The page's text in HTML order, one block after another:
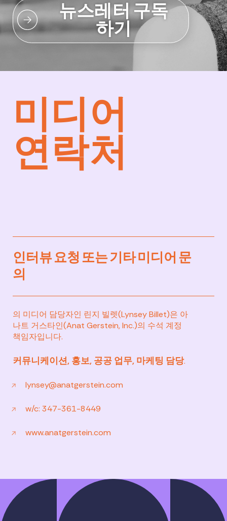
뉴스레터 구독
하기
미디어
연락처
인터뷰 요청 또는 기타 미디어 문
의
의 미디어 담당자인 린지 빌렛(Lynsey Billet)은 아
나트 거스타인(Anat Gerstein, Inc.)의 수석 계정
책임자입니다.
커뮤니케이션, 홍보, 공공 업무, 마케팅 담당.
lynsey@anatgerstein.com
w/c: 347-361-8449
www.anatgerstein.com